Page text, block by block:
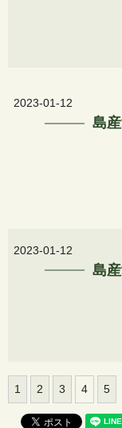
2023-01-12
島
2023-01-12
島
1 2 3 4 5